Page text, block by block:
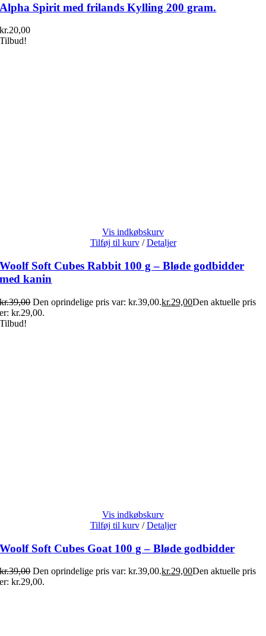
Alpha Spirit med frilands Kylling 200 gram.
kr.20,00
Tilbud!
Vis indkøbskurv
Tilføj til kurv / Detaljer
Woolf Soft Cubes Rabbit 100 g – Bløde godbidder
med kanin
kr.39,00 Den oprindelige pris var: kr.39,00.kr.29,00Den aktuelle pris
er: kr.29,00.
Tilbud!
Vis indkøbskurv
Tilføj til kurv / Detaljer
Woolf Soft Cubes Goat 100 g – Bløde godbidder
kr.39,00 Den oprindelige pris var: kr.39,00.kr.29,00Den aktuelle pris
er: kr.29,00.